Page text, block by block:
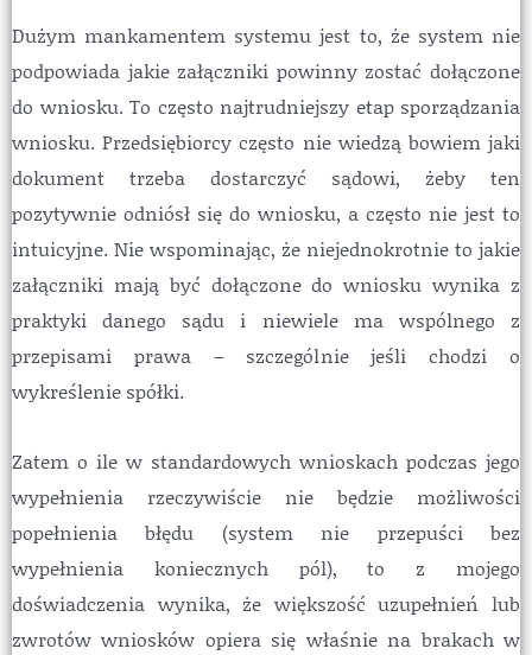
Dużym mankamentem systemu jest to, że system nie
podpowiada jakie załączniki powinny zostać dołączone
do wniosku. To często najtrudniejszy etap sporządzania
wniosku. Przedsiębiorcy często nie wiedzą bowiem jaki
dokument trzeba dostarczyć sądowi, żeby ten
pozytywnie odniósł się do wniosku, a często nie jest to
intuicyjne. Nie wspominając, że niejednokrotnie to jakie
załączniki mają być dołączone do wniosku wynika z
praktyki danego sądu i niewiele ma wspólnego z
przepisami prawa – szczególnie jeśli chodzi o
wykreślenie spółki.
Zatem o ile w standardowych wnioskach podczas jego
wypełnienia rzeczywiście nie będzie możliwości
popełnienia błędu (system nie przepuści bez
wypełnienia koniecznych pól), to z mojego
doświadczenia wynika, że większość uzupełnień lub
zwrotów wniosków opiera się właśnie na brakach w